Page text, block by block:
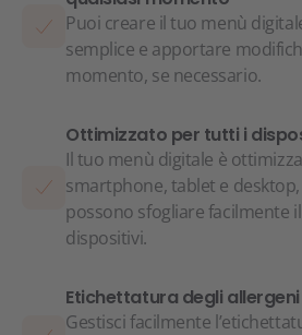
Puoi creare il tuo menù
semplice e apportare
momento, se necessario.
Ottimizzato per tutti i
Il tuo menù digitale è
smartphone, tablet e
possono sfogliare facilmente
dispositivi.
Etichettatura degli
Gestisci facilmente